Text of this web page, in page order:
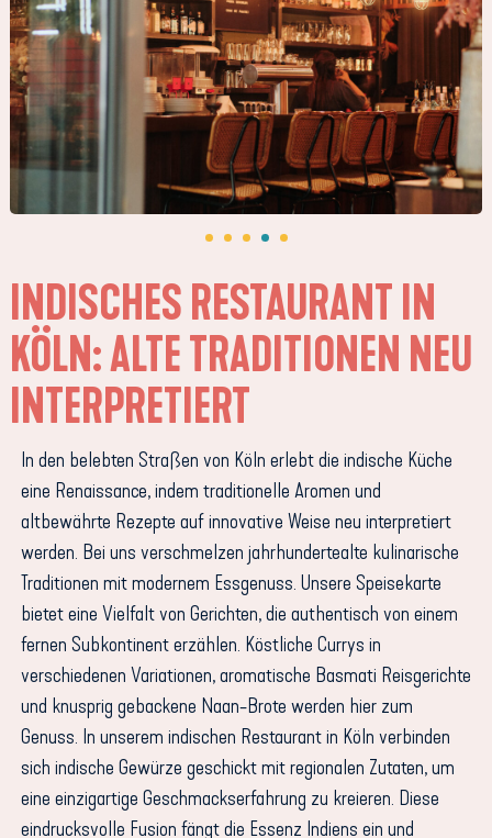
INDISCHES RESTAURANT IN
KÖLN: ALTE TRADITIONEN NEU
INTERPRETIERT
In den belebten Straßen von Köln erlebt die indische Küche
eine Renaissance, indem traditionelle Aromen und
altbewährte Rezepte auf innovative Weise neu interpretiert
werden. Bei uns verschmelzen jahrhundertealte kulinarische
Traditionen mit modernem Essgenuss. Unsere Speisekarte
bietet eine Vielfalt von Gerichten, die authentisch von einem
fernen Subkontinent erzählen. Köstliche Currys in
verschiedenen Variationen, aromatische Basmati Reisgerichte
und knusprig gebackene Naan-Brote werden hier zum
Genuss. In unserem indischen Restaurant in Köln verbinden
sich indische Gewürze geschickt mit regionalen Zutaten, um
eine einzigartige Geschmackserfahrung zu kreieren. Diese
eindrucksvolle Fusion fängt die Essenz Indiens ein und